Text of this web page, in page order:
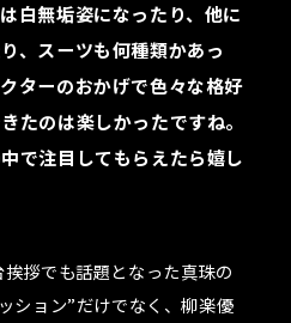
白無垢姿になったり、他に
、スーツも何種類かあっ
ターのおかげで色々な格好
たのは楽しかったですね。
で注目してもらえたら嬉し
拶でも話題となった真珠の
ション”だけでなく、柳楽優